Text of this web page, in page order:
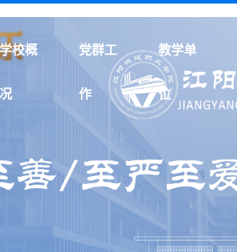
学校概
况
党群工
作
教学单
位